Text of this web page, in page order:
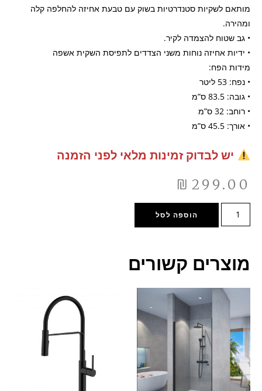
מותאם לשקיות סטנדרטיות בשוק עם טבעת אחיזה להחלפה קלה
ומהירה.
• גב שטוח להצמדה לקיר.
• ידיות אחיזה נוחות משני הצדדים לתפיסת השקית אשפה
מידות הפח:
• נפח: 53 ליטר
• גובה: 83.5 ס”מ
• רוחב: 32 ס”מ
• אורך: 45.5 ס”מ
יש לבדוק זמינות מלאי לפני הזמנה
₪ 299.00
הוספה לסל
מוצרים קשורים